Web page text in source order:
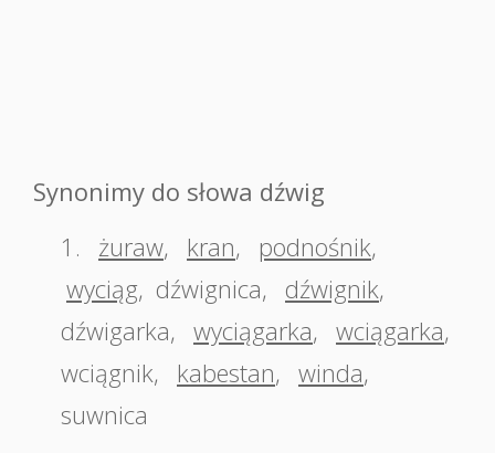
Synonimy do słowa dźwig
1.
żuraw, kran, podnośnik,
wyciąg, dźwignica, dźwignik,
dźwigarka, wyciągarka, wciągarka,
wciągnik, kabestan, winda,
suwnica